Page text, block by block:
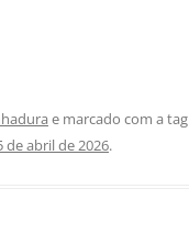
e marcado com a tag
de abril de 2026.